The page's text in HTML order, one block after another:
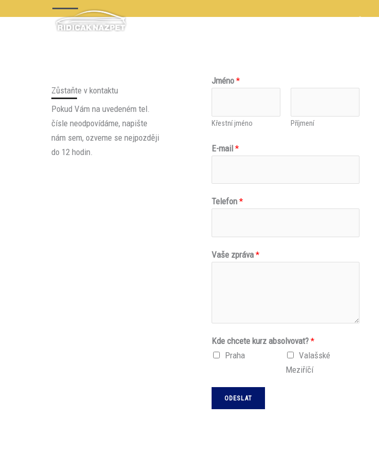
Domů
Zůstaňte v kontaktu
Pokud Vám na uvedeném tel.
čísle neodpovídáme, napište
nám sem, ozveme se nejpozději
do 12 hodin.
Jméno *
Křestní jméno Příjmení
E-mail *
Telefon *
Vaše zpráva *
Kde chcete kurz absolvovat? *
Praha
Valašské
Meziříčí
ODESLAT